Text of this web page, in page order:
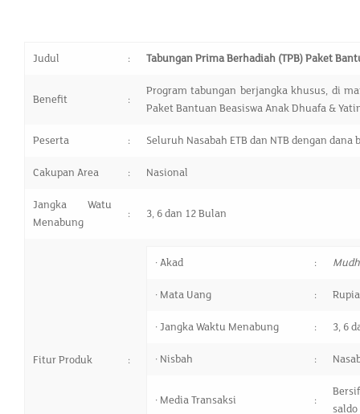
Judul : Tabungan Prima Berhadiah (TPB) Paket
Benefit :
Program tabungan berjangka khusus, di
Paket Bantuan Beasiswa Anak Dhuafa &
Peserta : Seluruh Nasabah ETB dan NTB dengan
Cakupan Area : Nasional
Jangka Watu
Menabung
: 3, 6 dan 12 Bulan
Fitur Produk :
· Akad :
· Mata Uang :
· Jangka Waktu Menabung : 3, 6
· Nisbah :
· Media Transaksi :